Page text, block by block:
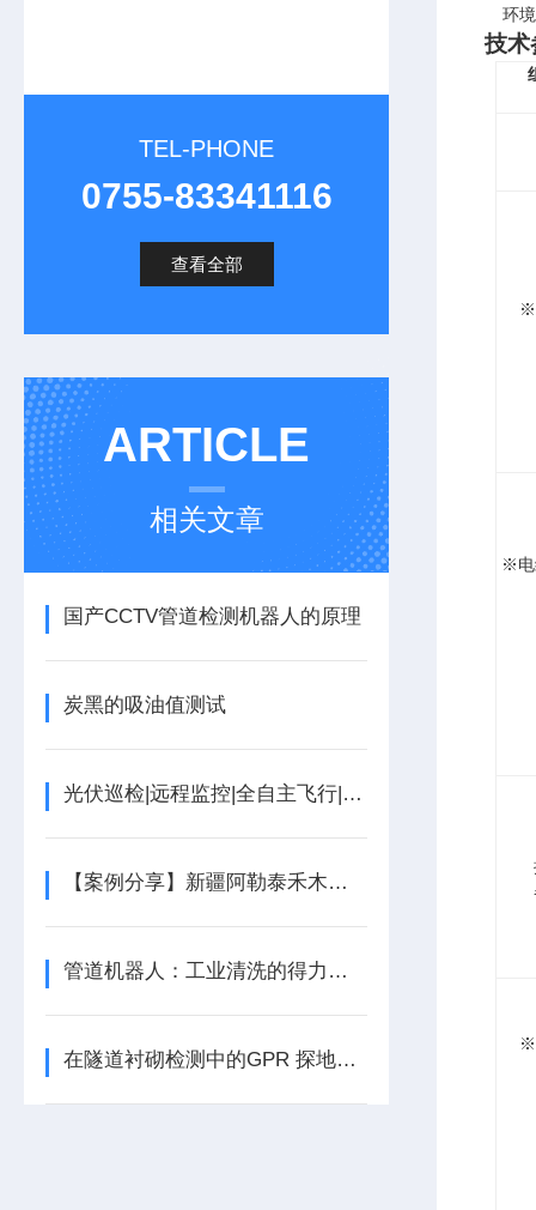
TEL-PHONE
0755-83341116
查看全部
ARTICLE
相关文章
国产CCTV管道检测机器人的原理
炭黑的吸油值测试
光伏巡检|远程监控|全自主飞行|小型无人机自动机场停机坪
【案例分享】新疆阿勒泰禾木国际滑雪场地形测绘项目
管道机器人：工业清洗的得力助手
在隧道衬砌检测中的GPR 探地雷达应用
环
技术
※
※电
※